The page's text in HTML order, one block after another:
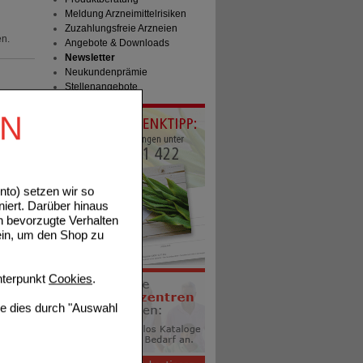
setzen wir so
Darüber hinaus
bevorzugte Verhalten
um den Shop zu
Cookies.
dies durch "Auswahl
Meldung Arzneimittelrisiken
Zuzahlungsfreie Arzneien
Angebote & Downloads
Newsletter
Neukundenprämie
Stellenangebote